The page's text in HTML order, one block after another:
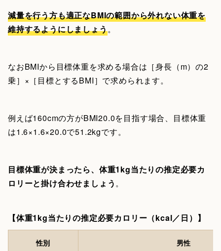
減量を行う方も適正なBMIの範囲から外れない体重を
維持するようにしましょう。
なおBMIから目標体重を求める場合は［身長（m）の2
乗］×［目標とするBMI］で求められます。
例えば160cmの方がBMI20.0を目指す場合、目標体重
は1.6×1.6×20.0で51.2kgです。
目標体重が決まったら、体重1kg当たりの推定必要カ
ロリーと掛け合わせましょう。
【体重1kg当たりの推定必要カロリー（kcal／日）】
性別 男性